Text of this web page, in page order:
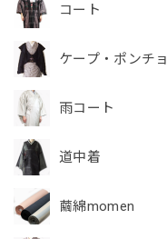
コート
ケープ・ポンチョ
雨コート
道中着
繭綿momen